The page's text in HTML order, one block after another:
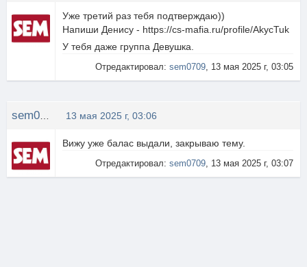
Уже третий раз тебя подтверждаю))
Напиши Денису - https://cs-mafia.ru/profile/AkycTuk
У тебя даже группа Девушка.
Отредактировал: sem0709, 13 мая 2025 г, 03:05
13 мая 2025 г, 03:06
Вижу уже балас выдали, закрываю тему.
Отредактировал: sem0709, 13 мая 2025 г, 03:07